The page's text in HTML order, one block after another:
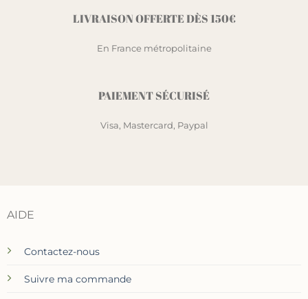
LIVRAISON OFFERTE DÈS 150€
En France métropolitaine
PAIEMENT SÉCURISÉ
Visa, Mastercard, Paypal
AIDE
Contactez-nous
Suivre ma commande